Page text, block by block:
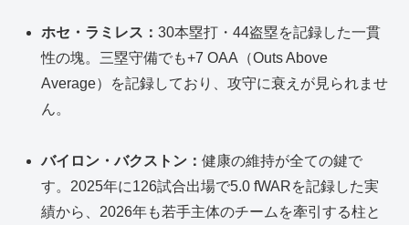
ホセ・ラミレス：30本塁打・44盗塁を記録した一貫
性の塊。三塁守備でも+7 OAA（Outs Above
Average）を記録しており、攻守に衰えが見られませ
ん。
バイロン・バクストン：健康の維持が全ての鍵で
す。2025年に126試合出場で5.0 fWARを記録した実
績から、2026年も若手主体のチームを牽引する柱と